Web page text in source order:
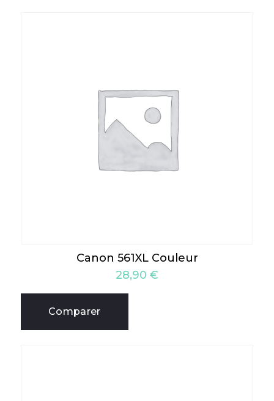
Canon 561XL Couleur
28,90 €
Comparer